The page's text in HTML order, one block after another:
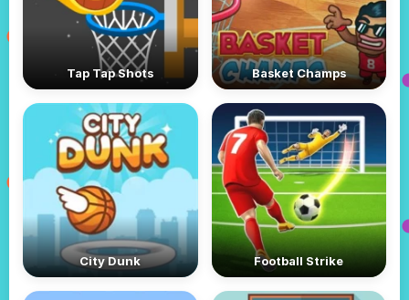
Basket Champs
Tap Tap Shots
Football Strike
City Dunk